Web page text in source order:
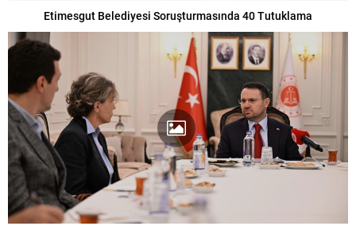
Etimesgut Belediyesi Soruşturmasında 40 Tutuklama